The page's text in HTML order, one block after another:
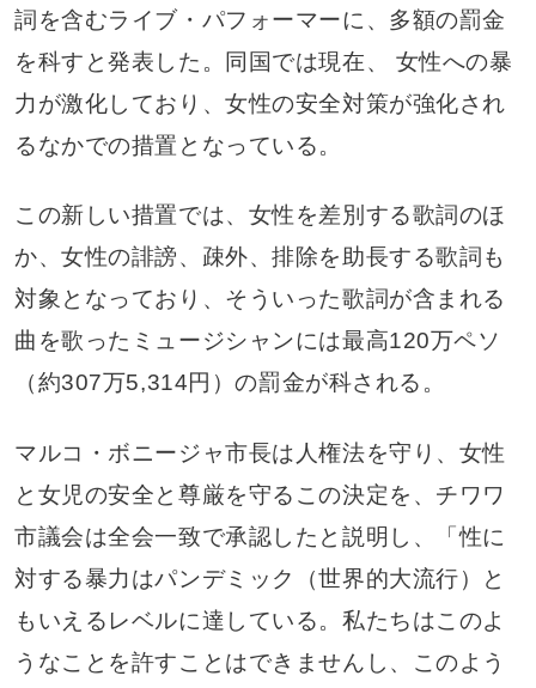
詞を含むライブ・パフォーマーに、多額の罰金
を科すと発表した。同国では現在、 女性への暴
力が激化しており、女性の安全対策が強化され
るなかでの措置となっている。
この新しい措置では、女性を差別する歌詞のほ
か、女性の誹謗、疎外、排除を助長する歌詞も
対象となっており、そういった歌詞が含まれる
曲を歌ったミュージシャンには最高120万ペソ
（約307万5,314円）の罰金が科される。
マルコ・ボニージャ市長は人権法を守り、女性
と女児の安全と尊厳を守るこの決定を、チワワ
市議会は全会一致で承認したと説明し、「性に
対する暴力はパンデミック（世界的大流行）と
もいえるレベルに達している。私たちはこのよ
うなことを許すことはできませんし、このよう